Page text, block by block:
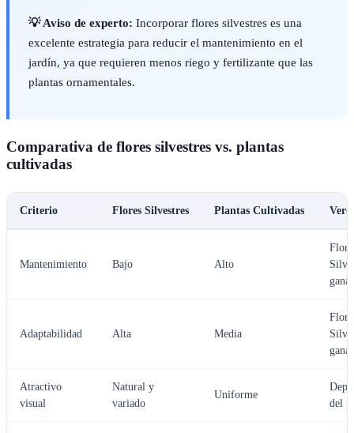
💡 Aviso de experto: Incorporar flores silvestres es una
excelente estrategia para reducir el mantenimiento en el
jardín, ya que requieren menos riego y fertilizante que las
plantas ornamentales.
Comparativa de flores silvestres vs. plantas
cultivadas
Criterio Flores Silvestres Plantas Cultivadas
Mantenimiento Bajo Alto
Adaptabilidad Alta Media
Atractivo
visual
Natural y
variado
Uniforme
del